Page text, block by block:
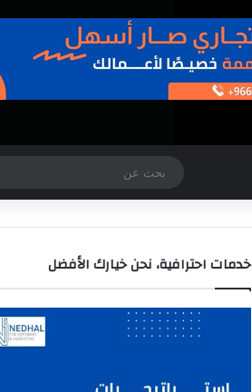
خدمات احترافية، نحن خيارك الأفضل